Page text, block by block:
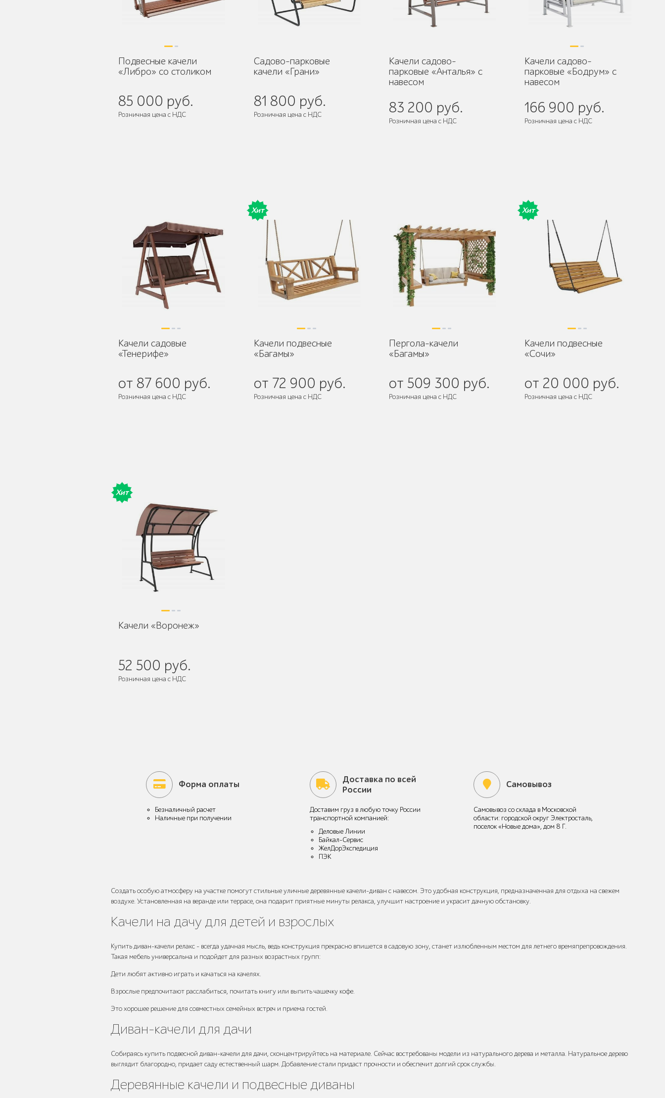
Подвесные качели
«Либро» со столиком
85 000 руб.
Розничная цена с НДС
Садово-парковые
качели «Грани»
81 800 руб.
Розничная цена с НДС
Качели садово-
парковые «Анталья» с
навесом
83 200 руб.
Розничная цена с НДС
Качели садово-
парковые «Бодрум» с
навесом
166 900 руб.
Розничная цена с НДС
Качели садовые
«Тенерифе»
от 87 600 руб.
Розничная цена с НДС
Хит
Качели подвесные
«Багамы»
от 72 900 руб.
Розничная цена с НДС
Пергола-качели
«Багамы»
от 509 300 руб.
Розничная цена с НДС
Хит
Качели подвесные
«Сочи»
от 20 000 руб.
Розничная цена с НДС
Хит
Качели «Воронеж»
52 500 руб.
Розничная цена с НДС
Форма оплаты
Безналичный расчет
Наличные при получении
Доставка по всей
России
Доставим груз в любую точку России
транспортной компанией:
Деловые Линии
Байкал-Сервис
ЖелДорЭкспедиция
ПЭК
Самовывоз
Самовывоз со склада в Московской
области: городской округ Электросталь,
поселок «Новые дома», дом 8 Г.
Создать особую атмосферу на участке помогут стильные уличные деревянные качели-диван с навесом. Это удобная конструкция, предназначенная для отдыха на свежем
воздухе. Установленная на веранде или террасе, она подарит приятные минуты релакса, улучшит настроение и украсит дачную обстановку.
Качели на дачу для детей и взрослых
Купить диван-качели релакс – всегда удачная мысль, ведь конструкция прекрасно впишется в садовую зону, станет излюбленным местом для летнего времяпрепровождения.
Такая мебель универсальна и подойдет для разных возрастных групп:
Дети любят активно играть и качаться на качелях.
Взрослые предпочитают расслабиться, почитать книгу или выпить чашечку кофе.
Это хорошее решение для совместных семейных встреч и приема гостей.
Диван-качели для дачи
Собираясь купить подвесной диван-качели для дачи, сконцентрируйтесь на материале. Сейчас востребованы модели из натурального дерева и металла. Натуральное дерево
выглядит благородно, придает саду естественный шарм. Добавление стали придаст прочности и обеспечит долгий срок службы.
Деревянные качели и подвесные диваны